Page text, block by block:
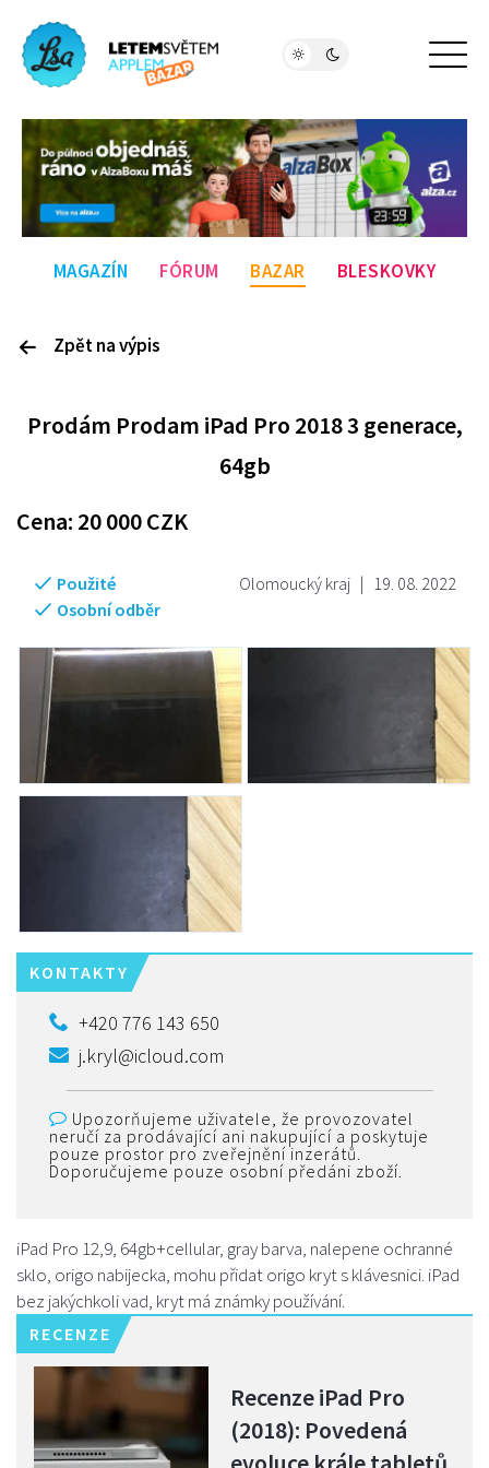
MAGAZÍN FÓRUM BAZAR BLESKOVKY
Zpět na výpis
Prodám Prodam iPad Pro 2018 3 generace,
64gb
Cena: 20 000CZK
Olomoucký kraj | 19. 08. 2022
Použité
Osobní odběr
KONTAKTY
+420 776 143 650
j.kryl@icloud.com
Upozorňujeme uživatele, že provozovatel
neručí za prodávající ani nakupující a poskytuje
pouze prostor pro zveřejnění inzerátů.
Doporučujeme pouze osobní předáni zboží.
iPad Pro 12,9, 64gb+cellular, gray barva, nalepene ochranné
sklo, origo nabijecka, mohu přidat origo kryt s klávesnici. iPad
bez jakýchkoli vad, kryt má známky používání.
RECENZE
Recenze iPad Pro
(2018): Povedená